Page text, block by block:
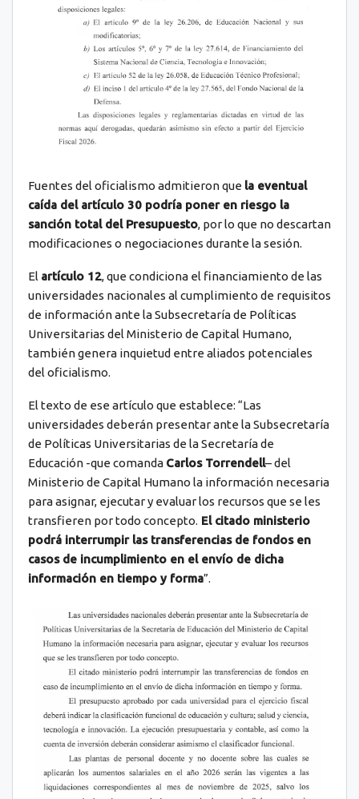
Fuentes del oficialismo admitieron que la eventual
caída del artículo 30 podría poner en riesgo la
sanción total del Presupuesto, por lo que no descartan
modificaciones o negociaciones durante la sesión.
El artículo 12, que condiciona el financiamiento de las
universidades nacionales al cumplimiento de requisitos
de información ante la Subsecretaría de Políticas
Universitarias del Ministerio de Capital Humano,
también genera inquietud entre aliados potenciales
del oficialismo.
El texto de ese artículo que establece: “Las
universidades deberán presentar ante la Subsecretaría
de Políticas Universitarias de la Secretaría de
Educación -que comanda Carlos Torrendell– del
Ministerio de Capital Humano la información necesaria
para asignar, ejecutar y evaluar los recursos que se les
transfieren por todo concepto. El citado ministerio
podrá interrumpir las transferencias de fondos en
casos de incumplimiento en el envío de dicha
información en tiempo y forma”.